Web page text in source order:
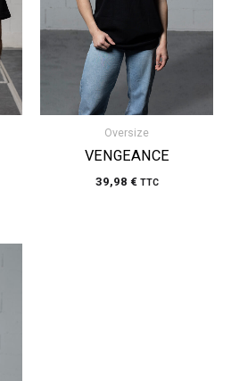
Oversize
VENGEANCE
39,98 € TTC